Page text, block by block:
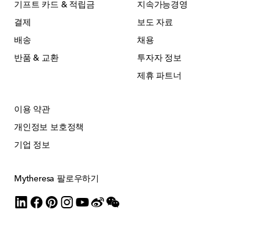
기프트 카드 & 적립금
결제
배송
반품 & 교환
지속가능경영
보도 자료
채용
투자자 정보
제휴 파트너
이용 약관
개인정보 보호정책
기업 정보
Mytheresa 팔로우하기